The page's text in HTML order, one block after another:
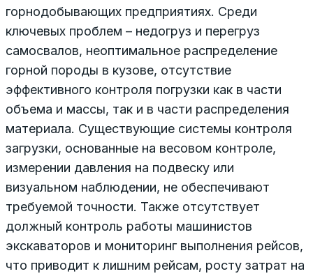
горнодобывающих предприятиях. Среди
ключевых проблем – недогруз и перегруз
самосвалов, неоптимальное распределение
горной породы в кузове, отсутствие
эффективного контроля погрузки как в части
объема и массы, так и в части распределения
материала. Существующие системы кон­троля
загрузки, основанные на весовом контроле,
измерении давления на подвеску или
визуальном наблюдении, не обеспечивают
требуемой точности. Также отсутствует
должный контроль работы машинистов
экскаваторов и мониторинг выполнения рейсов,
что приводит к лишним рейсам, росту затрат на